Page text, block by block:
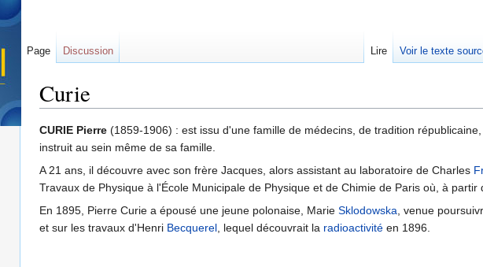
Curie
CURIE Pierre (1859-1906) : est issu d'une famille de médecins, de tradition
instruit au sein même de sa famille.
A 21 ans, il découvre avec son frère Jacques, alors assistant au laboratoire de Charles
Travaux de Physique à l'École Municipale de Physique et de Chimie de Paris où, à
En 1895, Pierre Curie a épousé une jeune polonaise, Marie Sklodowska, venue
et sur les travaux d'Henri Becquerel, lequel découvrait la radioactivité en 1896.
Page Discussion Lire Voir le texte